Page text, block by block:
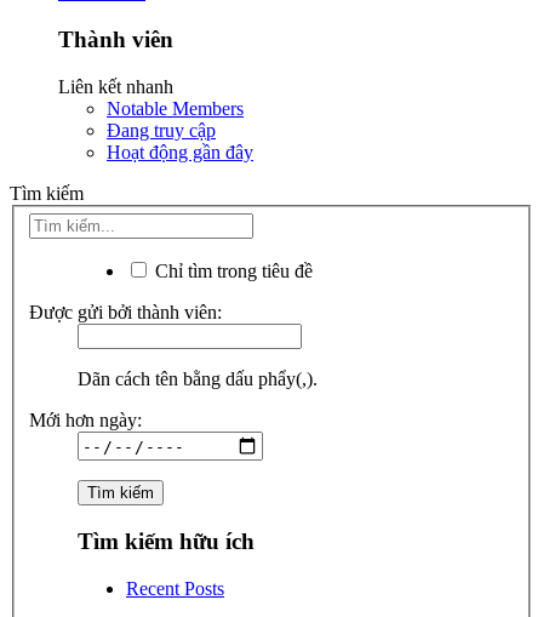
Thành viên
Liên kết nhanh
Notable Members
Đang truy cập
Hoạt động gần đây
Tìm kiếm
Chỉ tìm trong tiêu đề
Được gửi bởi thành viên:
Dãn cách tên bằng dấu phẩy(,).
Mới hơn ngày:
Tìm kiếm hữu ích
Recent Posts